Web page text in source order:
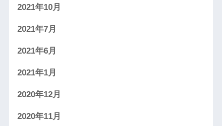
2021年10月
2021年7月
2021年6月
2021年1月
2020年12月
2020年11月